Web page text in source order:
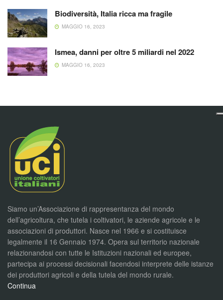
Biodiversità, Italia ricca ma fragile
MAGGIO 16, 2023
Ismea, danni per oltre 5 miliardi nel 2022
MAGGIO 16, 2023
Siamo un’Associazione di rappresentanza del mondo
dell’agricoltura, che tutela i coltivatori, le aziende agricole e le
associazioni di produttori. Nasce nel 1966 e si costituisce
legalmente il 16 Gennaio 1974. Opera sul territorio nazionale
relazionandosi con tutte le Istituzioni nazionali ed europee,
partecipa ai processi decisionali facendosi interprete delle istanze
dei produttori agricoli e della tutela del mondo rurale.
Continua